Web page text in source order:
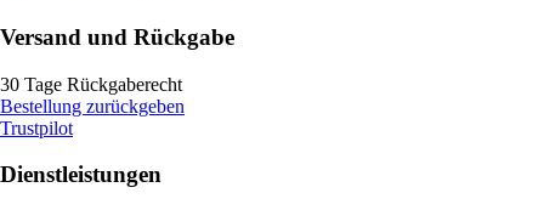
Versand und Rückgabe
30 Tage Rückgaberecht
Bestellung zurückgeben
Trustpilot
Dienstleistungen